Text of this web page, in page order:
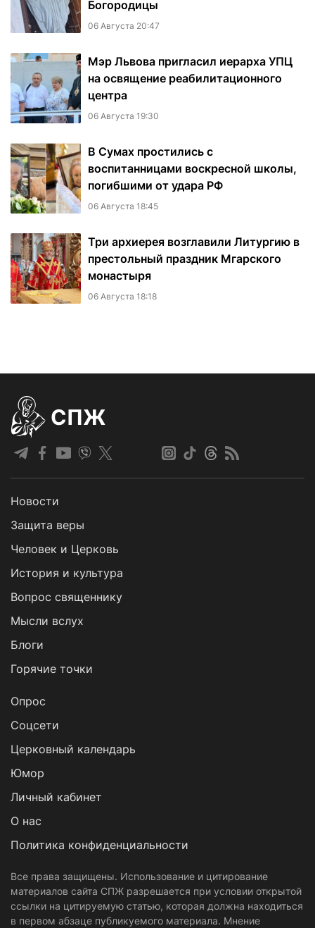
Богородицы
06 Августа 20:47
Мэр Львова пригласил иерарха УПЦ
на освящение реабилитационного
центра
06 Августа 19:30
В Сумах простились с
воспитанницами воскресной школы,
погибшими от удара РФ
06 Августа 18:45
Три архиерея возглавили Литургию в
престольный праздник Мгарского
монастыря
06 Августа 18:18
СПЖ
Новости
Защита веры
Человек и Церковь
История и культура
Вопрос священнику
Мысли вслух
Блоги
Горячие точки
Опрос
Cоцсети
Церковный календарь
Юмор
Личный кабинет
О нас
Политика конфиденциальности
Все права защищены. Использование и цитирование
материалов сайта СПЖ разрешается при условии открытой
ссылки на цитируемую статью, которая должна находиться
в первом абзаце публикуемого материала. Мнение